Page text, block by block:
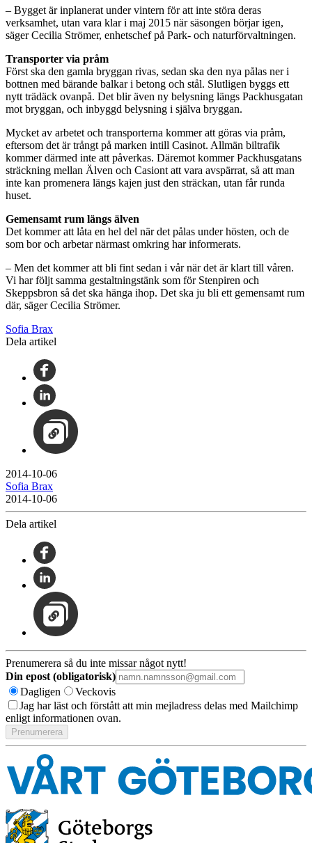
– Bygget är inplanerat under vintern för att inte störa deras
verksamhet, utan vara klar i maj 2015 när säsongen börjar igen,
säger Cecilia Strömer, enhetschef på Park- och naturförvaltningen.
Transporter via pråm
Först ska den gamla bryggan rivas, sedan ska den nya pålas ner i
bottnen med bärande balkar i betong och stål. Slutligen byggs ett
nytt trädäck ovanpå. Det blir även ny belysning längs Packhusgatan
mot bryggan, och inbyggd belysning i själva bryggan.
Mycket av arbetet och transporterna kommer att göras via pråm,
eftersom det är trångt på marken intill Casinot. Allmän biltrafik
kommer därmed inte att påverkas. Däremot kommer Packhusgatans
sträckning mellan Älven och Casiont att vara avspärrat, så att man
inte kan promenera längs kajen just den sträckan, utan får runda
huset.
Gemensamt rum längs älven
Det kommer att låta en hel del när det pålas under hösten, och de
som bor och arbetar närmast omkring har informerats.
– Men det kommer att bli fint sedan i vår när det är klart till våren.
Vi har följt samma gestaltningstänk som för Stenpiren och
Skeppsbron så det ska hänga ihop. Det ska ju bli ett gemensamt rum
där, säger Cecilia Strömer.
Sofia Brax
Dela artikel
2014-10-06
Sofia Brax
2014-10-06
Dela artikel
Prenumerera så du inte missar något nytt!
Din epost (obligatorisk)
Dagligen
Veckovis
Jag har läst och förstått att min mejladress delas med Mailchimp
enligt informationen ovan.